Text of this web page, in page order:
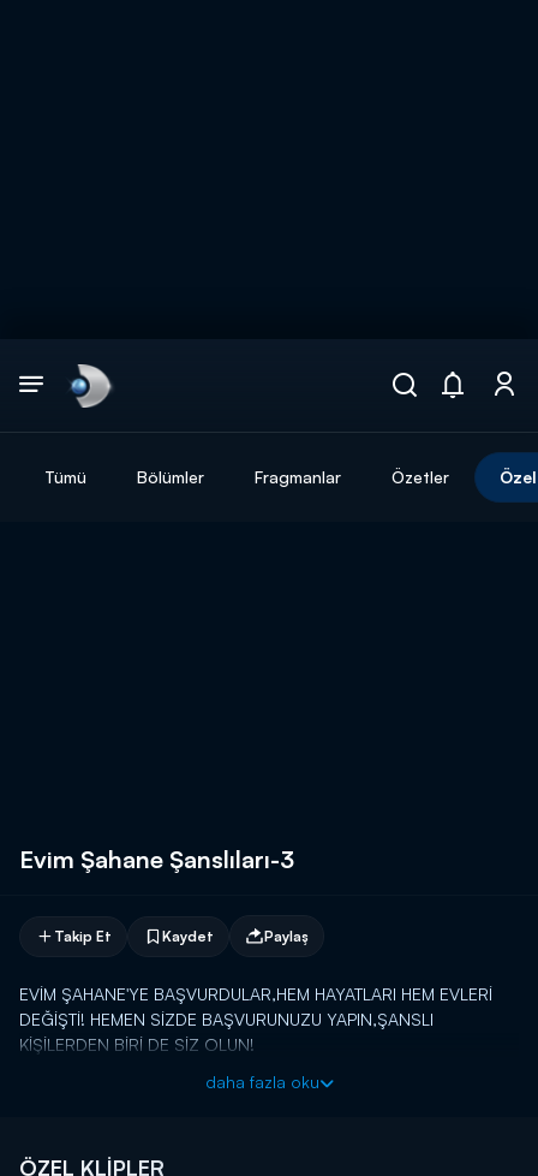
Tümü Bölümler Fragmanlar Özetler
Evim Şahane Şanslıları-3
Takip Et Kaydet Paylaş
EVİM ŞAHANE'YE BAŞVURDULAR,HEM HAYATLARI HEM EVLERİ
DEĞİŞTİ! HEMEN SİZDE BAŞVURUNUZU YAPIN,ŞANSLI
KİŞİLERDEN BİRİ DE SİZ OLUN!
daha fazla oku
ÖZEL KLİPLER